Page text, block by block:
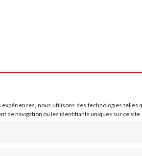
nous utilisons des technologies telles
de navigation ou les identifiants uniques sur ce